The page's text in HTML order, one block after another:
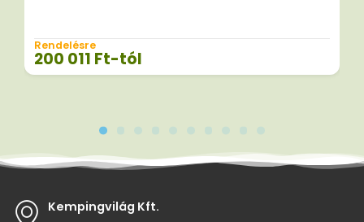
Rendelésre
200 011 Ft-tól
Kempingvilág Kft.